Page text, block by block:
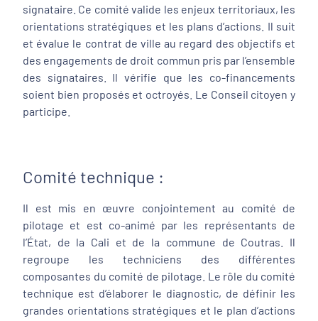
signataire. Ce comité valide les enjeux territoriaux, les
orientations stratégiques et les plans d’actions. Il suit
et évalue le contrat de ville au regard des objectifs et
des engagements de droit commun pris par l’ensemble
des signataires. Il vérifie que les co-financements
soient bien proposés et octroyés. Le Conseil citoyen y
participe.
Comité technique :
Il est mis en œuvre conjointement au comité de
pilotage et est co-animé par les représentants de
l’État, de la Cali et de la commune de Coutras. Il
regroupe les techniciens des différentes
composantes du comité de pilotage. Le rôle du comité
technique est d’élaborer le diagnostic, de définir les
grandes orientations stratégiques et le plan d’actions